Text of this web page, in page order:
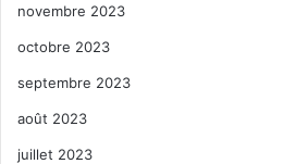
novembre 2023
octobre 2023
septembre 2023
août 2023
juillet 2023